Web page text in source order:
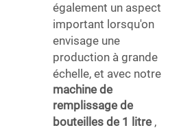
également un aspect
important lorsqu'on
envisage une
production à grande
échelle, et avec notre
machine de
remplissage de
bouteilles de 1 litre ,